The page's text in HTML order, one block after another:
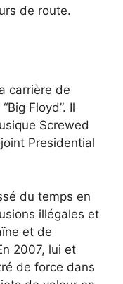
de route.
carrière de
Floyd”. Il
Screwed
Presidential
du temps en
illégales et
et de
2007, lui et
de force dans